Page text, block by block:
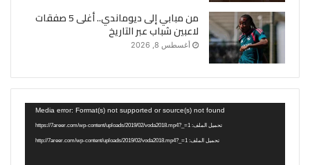
من مبابي إلى ديوماندي.. أغلى 5 صفقات
لاعبين شباب عبر التاريخ
أغسطس 8, 2026
Media error: Format(s) not supported or source(s) not found
تحميل الملف: https://7areer.com/wp-content/uploads/2019/02/voda2018.mp4?_=1
تحميل الملف: http://7areer.com/wp-content/uploads/2019/02/voda2018.mp4?_=1